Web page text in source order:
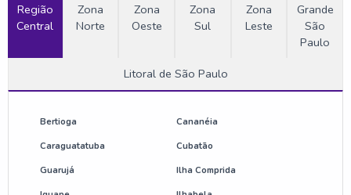
Etiqueta antifurto eletrônica
Fornecedor de torre de alarme antifurto
Região
Central
Zona
Norte
Zona
Oeste
Zona
Sul
Zona
Leste
Grande
São
Paulo
Litoral de São Paulo
Bertioga Cananéia
Caraguatatuba Cubatão
Guarujá Ilha Comprida